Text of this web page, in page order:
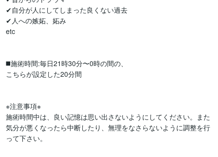
✔︎自分が人にしてしまった良くない過去
✔︎人への嫉妬、妬み
etc
◼️施術時間:毎日21時30分〜0時の間の、
こちらが設定した20分間
※注意事項※
施術時間中は、良い記憶は思い出さないようにしてください。また
気分が悪くなったら中断したり、無理をなさらないように調整を行
って下さい。